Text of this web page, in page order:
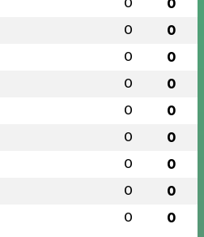
0 0
0 0
0 0
0 0
0 0
0 0
0 0
0 0
0 0